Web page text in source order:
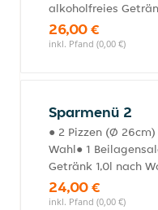
alkoholfreies
26,00 €
inkl. Pfand (0,00 €)
Sparmenü 2
● 2 Pizzen (Ø
Wahl● 1
Getränk 1,0l nach
24,00 €
inkl. Pfand (0,00 €)